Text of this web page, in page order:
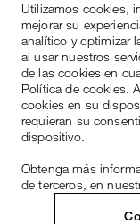
Utilizamos cookies,
mejorar su
analítico y optimizar
al usar nuestros
de las cookies en
Política de cookies.
cookies en su
requieran su
dispositivo.
Obtenga más
de terceros, en